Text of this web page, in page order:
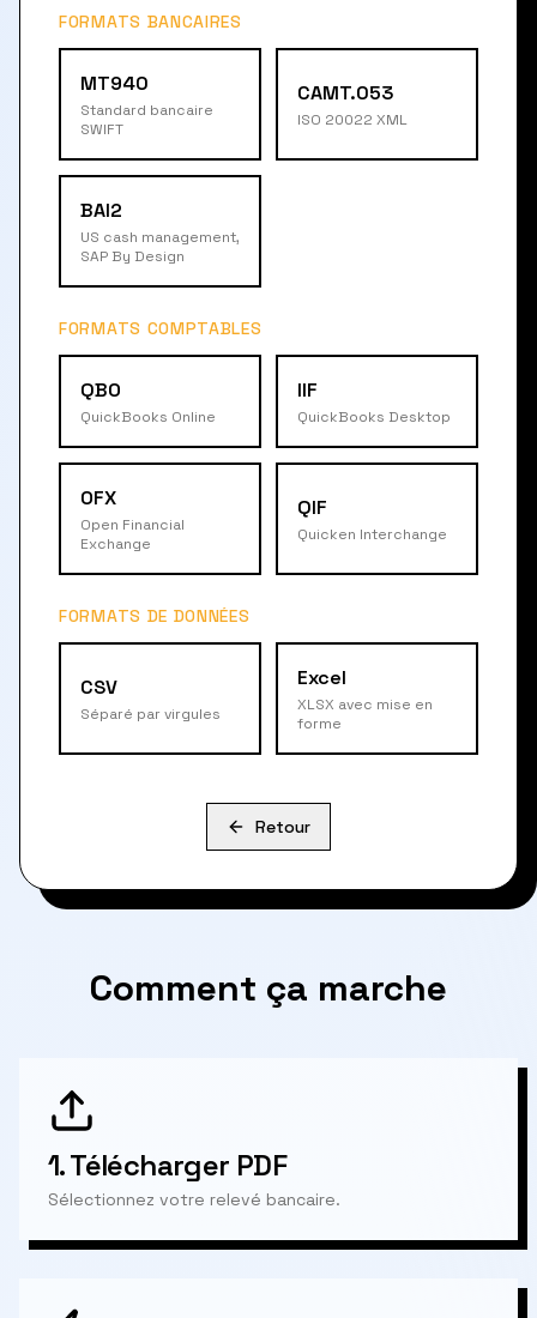
FORMATS BANCAIRES
MT940
Standard bancaire
SWIFT
CAMT.053
ISO 20022 XML
BAI2
US cash management,
SAP By Design
FORMATS COMPTABLES
QBO
QuickBooks Online
IIF
QuickBooks Desktop
OFX
Open Financial
Exchange
QIF
Quicken Interchange
FORMATS DE DONNÉES
CSV
Séparé par virgules
Excel
XLSX avec mise en
forme
Retour
Comment ça marche
1.Télécharger PDF
Sélectionnez votre relevé bancaire.